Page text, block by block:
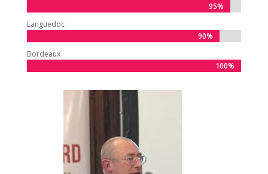
95%
95%
Languedoc
90%
90%
Bordeaux
100%
100%